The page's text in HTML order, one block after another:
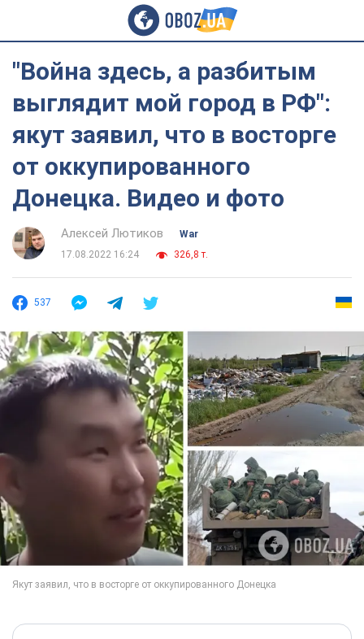
"Война здесь, а разбитым
выглядит мой город в РФ":
якут заявил, что в восторге
от оккупированного
Донецка. Видео и фото
Алексей Лютиков
War
17.08.2022 16:24
326,8 т.
537